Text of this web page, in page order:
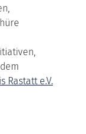
Rastatt e.V.